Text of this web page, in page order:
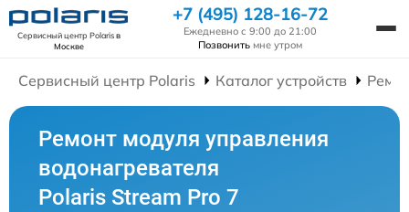
Сервисный центр Polarisв
Москве
+7 (495) 128-16-72
Ежедневно с 9:00 до 21:00
Позвонить мне утром
Сервисный центр Polaris Каталог устройств
Ремонт модуля управления
водонагревателя
Polaris Stream Pro 7